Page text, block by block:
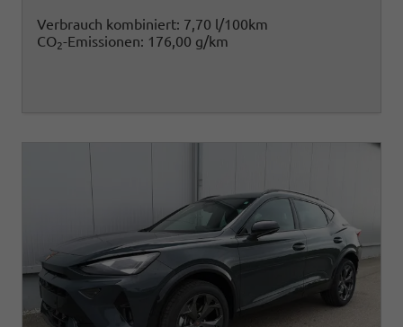
Verbrauch kombiniert: 7,70 l/100km
CO2-Emissionen: 176,00 g/km